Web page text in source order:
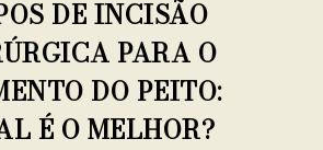
DE INCISÃO
PARA O
DO PEITO:
É O MELHOR?